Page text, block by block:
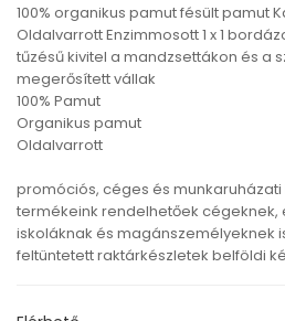
100% organikus pamut fésült pamut
Oldalvarrott Enzimmosott 1 x 1
tűzésű kivitel a mandzsettákon és a
megerősített vállak
100% Pamut
Organikus pamut
Oldalvarrott
promóciós, céges és munkaruházati
termékeink rendelhetőek cégeknek,
iskoláknak és magánszemélyeknek
feltüntetett raktárkészletek belföldi